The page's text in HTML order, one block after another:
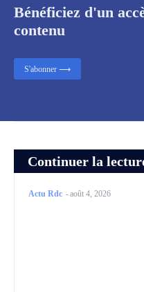
Continuer la
Actu Rdc -août 4, 2026
Bénéficiez d'un
contenu
S'abonner ⟶